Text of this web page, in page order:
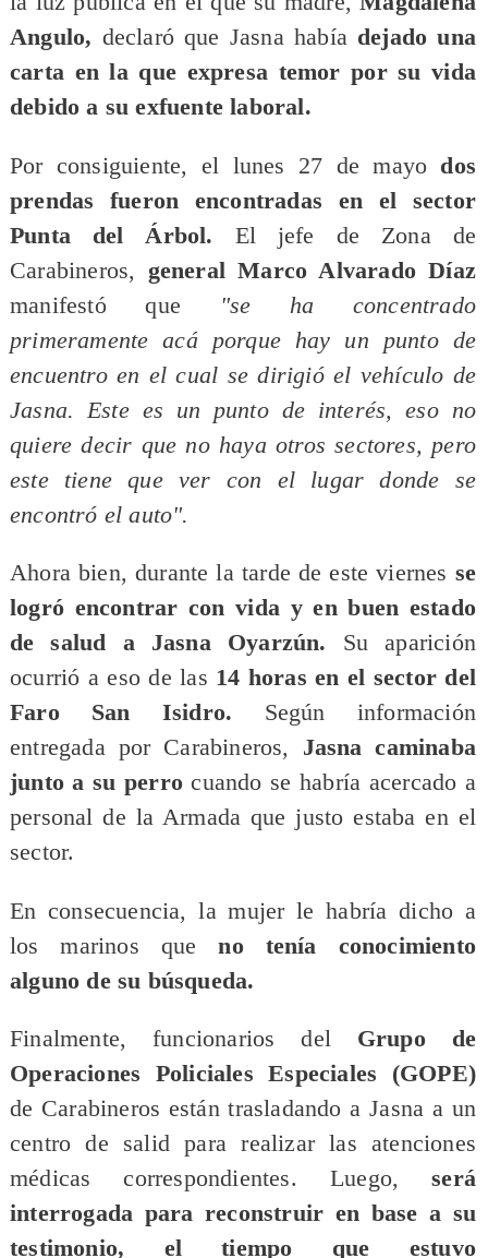
Angulo, declaró que Jasna había dejado una
carta en la que expresa temor por su vida
debido a su exfuente laboral.
Por consiguiente, el lunes 27 de mayo dos
prendas fueron encontradas en el sector
Punta del Árbol. El jefe de Zona de
Carabineros, general Marco Alvarado Díaz
manifestó que
"se ha concentrado
primeramente acá porque hay un punto de
encuentro en el cual se dirigió el vehículo de
Jasna. Este es un punto de interés, eso no
quiere decir que no haya otros sectores, pero
este tiene que ver con el lugar donde se
encontró el auto".
Ahora bien, durante la tarde de este viernes se
logró encontrar con vida y en buen estado
de salud a Jasna Oyarzún. Su aparición
ocurrió a eso de las 14 horas en el sector del
Faro San Isidro. Según información
entregada por Carabineros, Jasna caminaba
junto a su perrocuando se habría acercado a
personal de la Armada que justo estaba en el
sector.
En consecuencia, la mujer le habría dicho a
los marinos queno tenía conocimiento
alguno de su búsqueda.
Finalmente, funcionarios del Grupo de
Operaciones Policiales Especiales (GOPE)
de Carabineros están trasladando a Jasna a un
centro de salid para realizar las atenciones
médicas correspondientes. Luego,será
interrogada para reconstruir en base a su
testimonio, el tiempo que estuvo